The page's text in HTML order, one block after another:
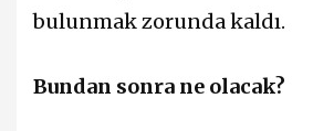
bulunmak zorunda kaldı.
Bundan sonra ne olacak?